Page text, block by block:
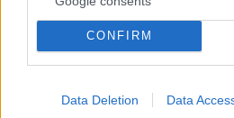
CONFIRM
Data Deletion Data
Ρωσικό πλήγμα προκάλεσε
Οδησσό μία ημέρα πριν από
δείτε βίντεο
Είδατε σαμιαμίδι στο σπίτι σας;